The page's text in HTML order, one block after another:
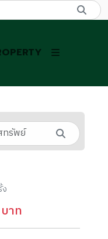
บาท